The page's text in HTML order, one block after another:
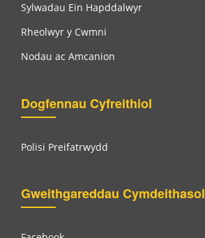
Sylwadau Ein Hapddalwyr
Rheolwyr y Cwmni
Nodau ac Amcanion
Dogfennau Cyfreithiol
Polisi Preifatrwydd
Gweithgareddau Cymdeithasol